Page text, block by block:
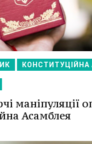
КОНСТИТУЦІЙНА
маніпуляції
Асамблея